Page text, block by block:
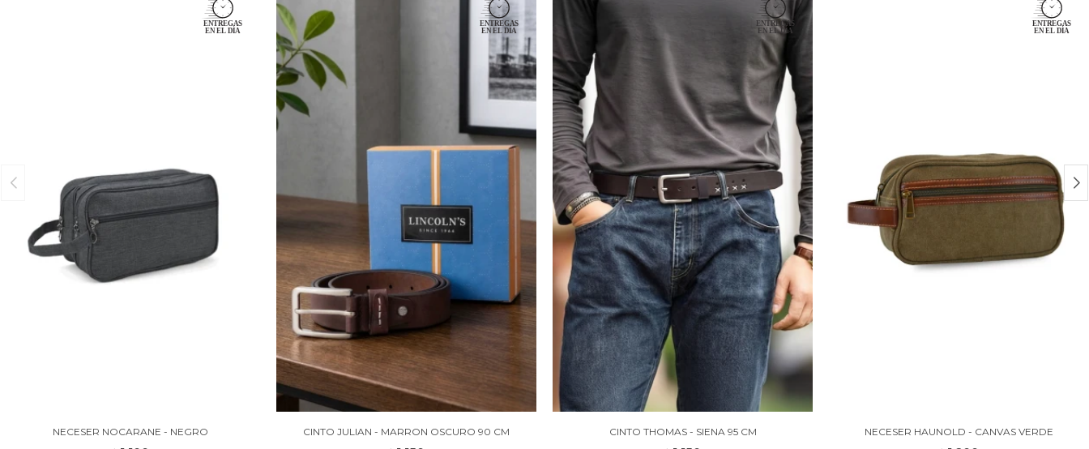
NECESER NOCARANE - NEGRO CINTO JULIAN - MARRON OSCURO 90 CM CINTO THOMAS - SIENA 95 CM NECESER HAUNOLD - CANVAS VERDE